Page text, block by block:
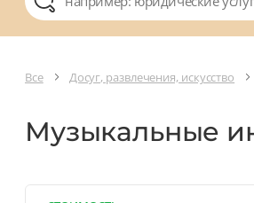
Все Досуг, развлечения, искусство
Музыкальные